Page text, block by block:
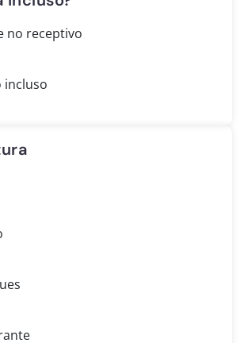
no receptivo
incluso